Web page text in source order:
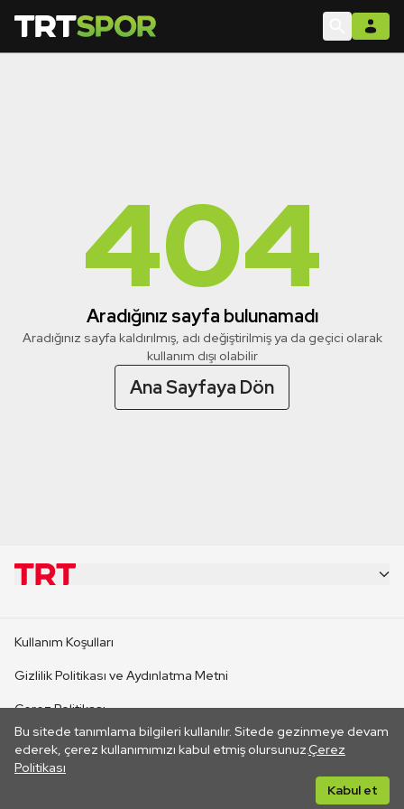
404
Aradığınız sayfa bulunamadı
Aradığınız sayfa kaldırılmış, adı değiştirilmiş ya da geçici olarak
kullanım dışı olabilir
Ana Sayfaya Dön
Bu sitede tanımlama bilgileri kullanılır. Sitede gezinmeye devam
ederek, çerez kullanımımızı kabul etmiş olursunuz.Çerez
Politikası
Kabul et
CANLI YAYINLAR
Kullanım Koşulları
Gizlilik Politikası ve Aydınlatma Metni
Çerez Politikası
İletişim
Her hakkı saklıdır. ©2026 TRT. Bağlantı yoluyla gidilen dış